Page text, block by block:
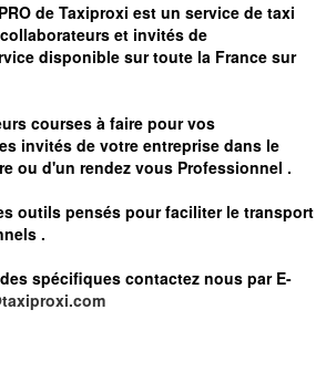
de Taxiproxi est un service de taxi
et invités de
disponible sur toute la France sur
courses à faire pour vos
invités de votre entreprise dans le
ou d'un rendez vous Professionnel .
outils pensés pour faciliter letransport
.
spécifiques contactez nous parE-